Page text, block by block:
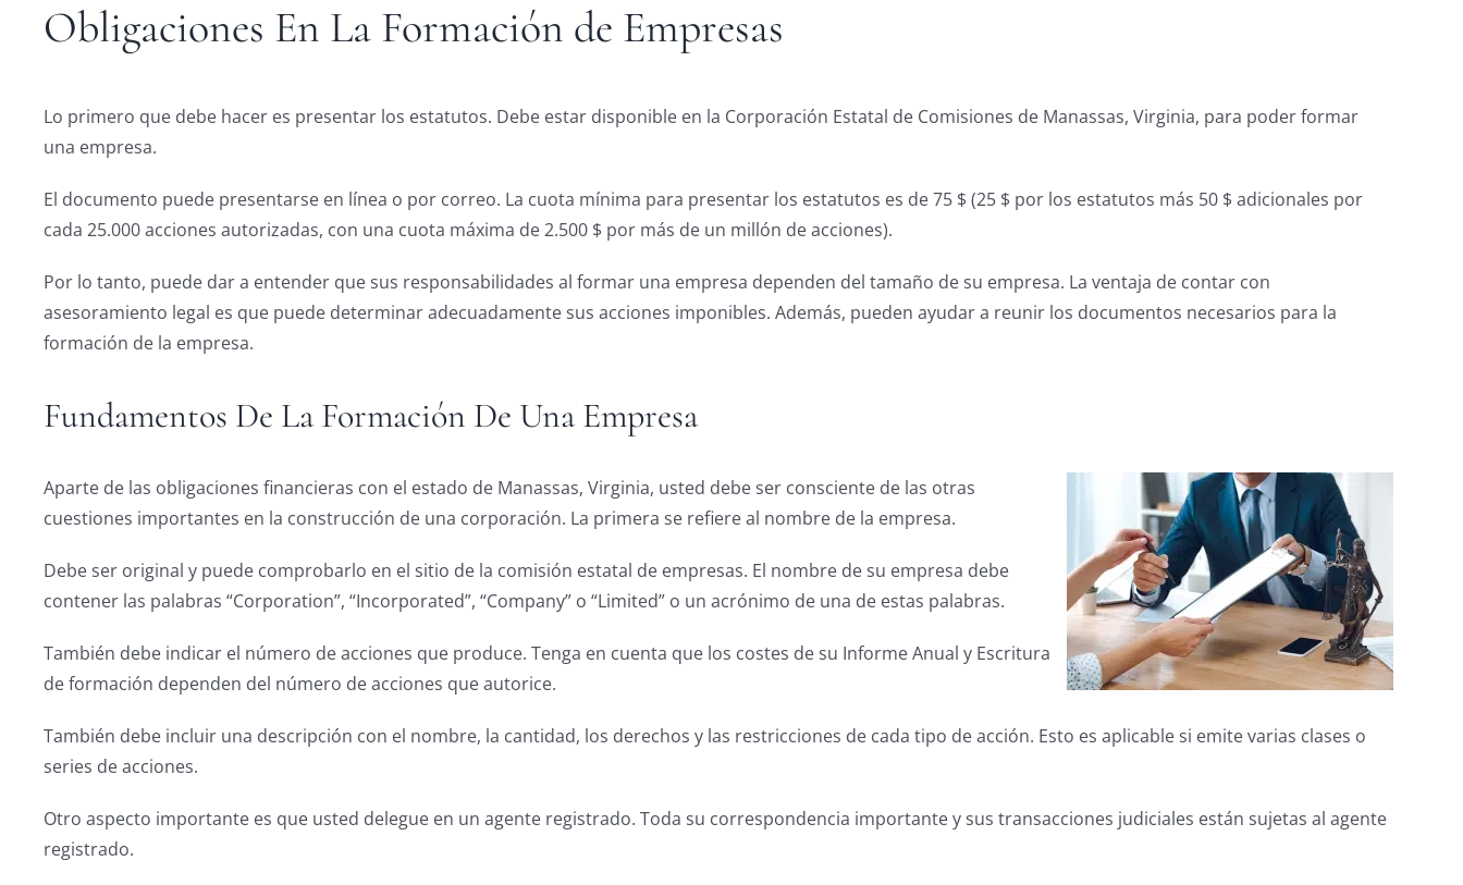
Obligaciones En La Formación de Empresas
Lo primero que debe hacer es presentar los estatutos. Debe estar disponible en la Corporación Estatal de Comisiones de Manassas, Virginia, para poder formar
una empresa.
El documento puede presentarse en línea o por correo. La cuota mínima para presentar los estatutos es de 75 $ (25 $ por los estatutos más 50 $ adicionales por
cada 25.000 acciones autorizadas, con una cuota máxima de 2.500 $ por más de un millón de acciones).
Por lo tanto, puede dar a entender que sus responsabilidades al formar una empresa dependen del tamaño de su empresa. La ventaja de contar con
asesoramiento legal es que puede determinar adecuadamente sus acciones imponibles. Además, pueden ayudar a reunir los documentos necesarios para la
formación de la empresa.
Fundamentos De La Formación De Una Empresa
Aparte de las obligaciones financieras con el estado de Manassas, Virginia, usted debe ser consciente de las otras
cuestiones importantes en la construcción de una corporación. La primera se refiere al nombre de la empresa.
Debe ser original y puede comprobarlo en el sitio de la comisión estatal de empresas. El nombre de su empresa debe
contener las palabras “Corporation”, “Incorporated”, “Company” o “Limited” o un acrónimo de una de estas palabras.
También debe indicar el número de acciones que produce. Tenga en cuenta que los costes de su Informe Anual y Escritura
de formación dependen del número de acciones que autorice.
También debe incluir una descripción con el nombre, la cantidad, los derechos y las restricciones de cada tipo de acción. Esto es aplicable si emite varias clases o
series de acciones.
Otro aspecto importante es que usted delegue en un agente registrado. Toda su correspondencia importante y sus transacciones judiciales están sujetas al agente
registrado.